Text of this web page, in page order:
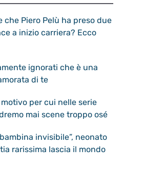
che Piero Pelù ha preso due
a inizio carriera? Ecco
ignorati che è una
di te
per cui nelle serie
mai scene troppo osé
invisibile”, neonato
rarissima lascia il mondo